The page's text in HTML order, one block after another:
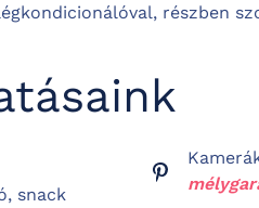
részben
snack